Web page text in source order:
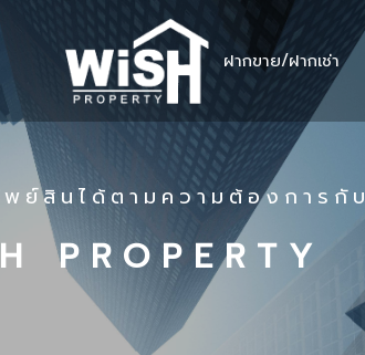
ฝากขาย/ฝากเช่า
ย์สินได้ตามความต้องการกับ
P R O P E R T Y